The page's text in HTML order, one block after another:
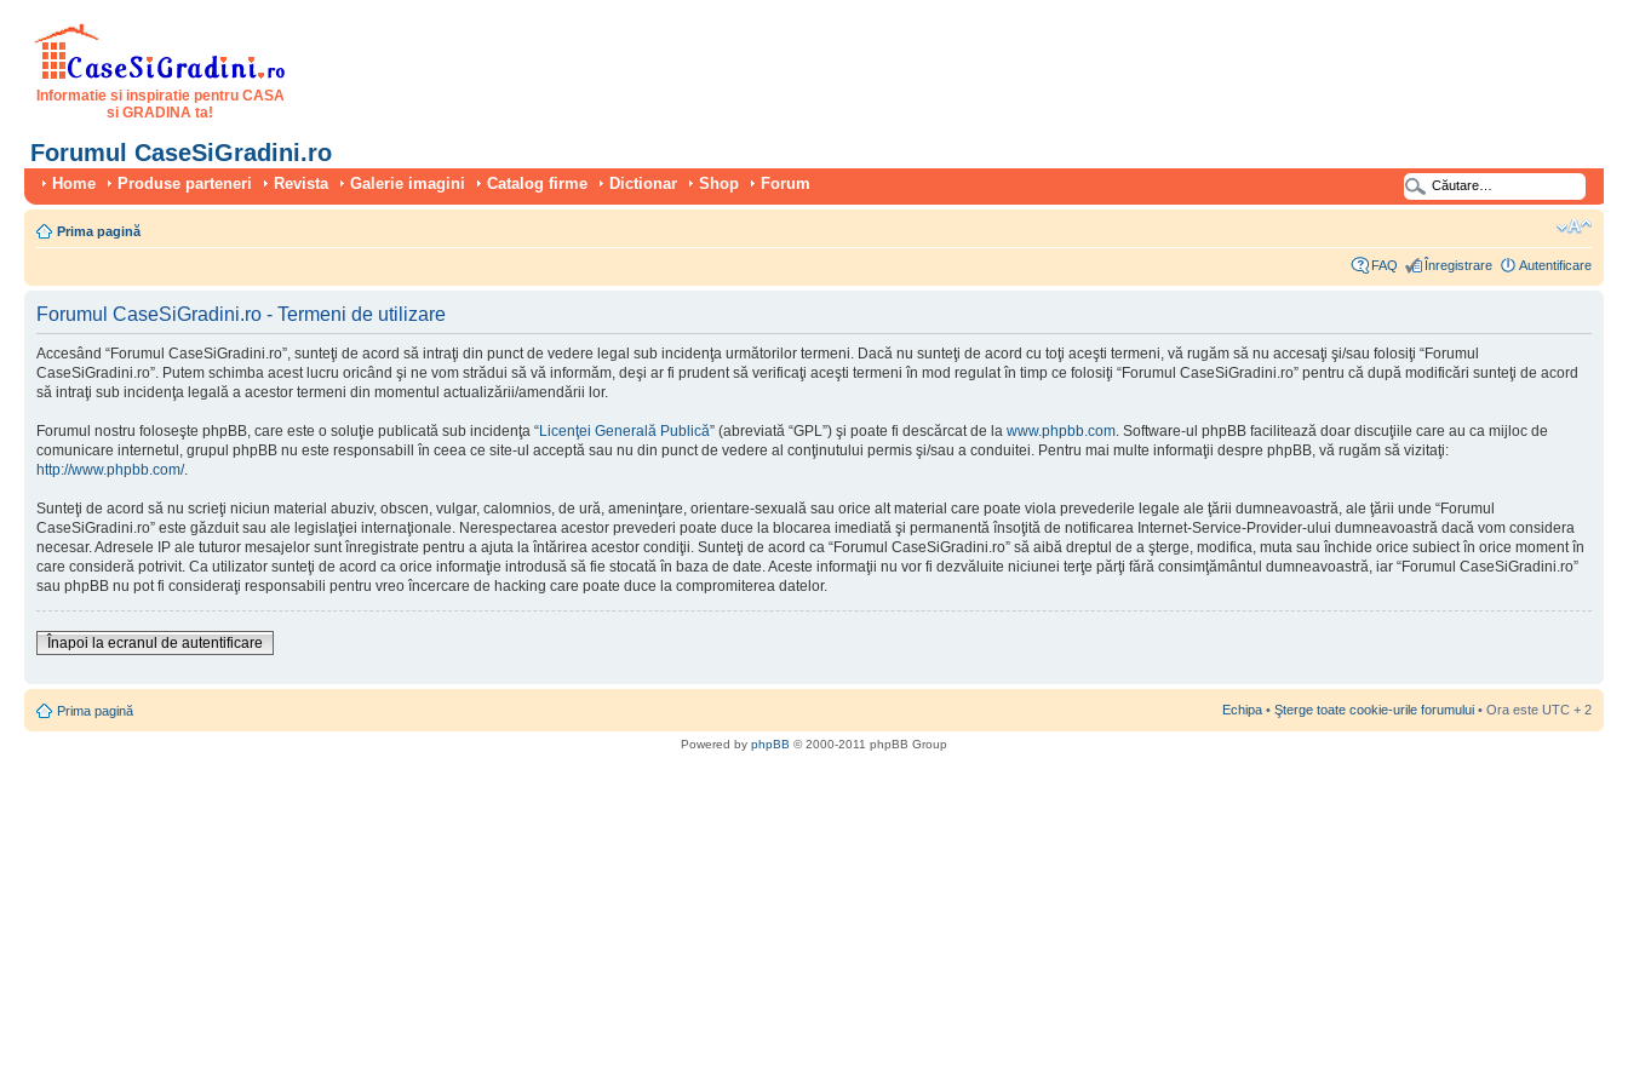
Informatie si inspiratie pentru CASA
si GRADINA ta!
Forumul CaseSiGradini.ro
Home Produse parteneri Revista Galerie imagini Catalog firme Dictionar Shop Forum
Prima pagină
FAQ Înregistrare Autentificare
Forumul CaseSiGradini.ro - Termeni de utilizare
Accesând “Forumul CaseSiGradini.ro”, sunteţi de acord să intraţi din punct de vedere legal sub incidenţa următorilor termeni. Dacă nu sunteţi de acord cu toţi aceşti termeni, vă rugăm să nu accesaţi şi/sau folosiţi “Forumul
CaseSiGradini.ro”. Putem schimba acest lucru oricând şi ne vom strădui să vă informăm, deşi ar fi prudent să verificaţi aceşti termeni în mod regulat în timp ce folosiţi “Forumul CaseSiGradini.ro” pentru că după modificări sunteţi de acord
să intraţi sub incidenţa legală a acestor termeni din momentul actualizării/amendării lor.
Forumul nostru foloseşte phpBB, care este o soluţie publicată sub incidenţa “Licenţei Generală Publică” (abreviată “GPL”) şi poate fi descărcat de la www.phpbb.com. Software-ul phpBB facilitează doar discuţiile care au ca mijloc de
comunicare internetul, grupul phpBB nu este responsabill în ceea ce site-ul acceptă sau nu din punct de vedere al conţinutului permis şi/sau a conduitei. Pentru mai multe informaţii despre phpBB, vă rugăm să vizitaţi:
http://www.phpbb.com/.
Sunteţi de acord să nu scrieţi niciun material abuziv, obscen, vulgar, calomnios, de ură, ameninţare, orientare-sexuală sau orice alt material care poate viola prevederile legale ale ţării dumneavoastră, ale ţării unde “Forumul
CaseSiGradini.ro” este găzduit sau ale legislaţiei internaţionale. Nerespectarea acestor prevederi poate duce la blocarea imediată şi permanentă însoţită de notificarea Internet-Service-Provider-ului dumneavoastră dacă vom considera
necesar. Adresele IP ale tuturor mesajelor sunt înregistrate pentru a ajuta la întărirea acestor condiţii. Sunteţi de acord ca “Forumul CaseSiGradini.ro” să aibă dreptul de a şterge, modifica, muta sau închide orice subiect în orice moment în
care consideră potrivit. Ca utilizator sunteţi de acord ca orice informaţie introdusă să fie stocată în baza de date. Aceste informaţii nu vor fi dezvăluite niciunei terţe părţi fără consimţământul dumneavoastră, iar “Forumul CaseSiGradini.ro”
sau phpBB nu pot fi consideraţi responsabili pentru vreo încercare de hacking care poate duce la compromiterea datelor.
Înapoi la ecranul de autentificare
Prima pagină Echipa • Şterge toate cookie-urile forumului • Ora este UTC + 2
Powered by phpBB © 2000-2011 phpBB Group